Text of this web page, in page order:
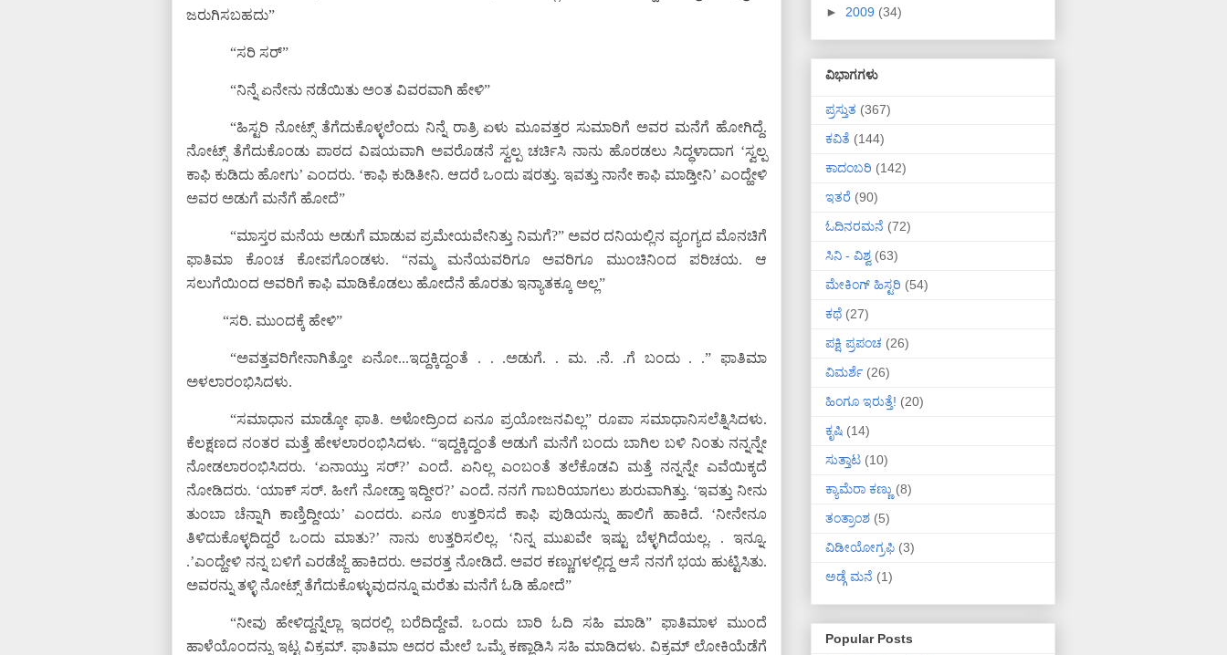
ಜರುಗಿಸಬಹದು”
“ಸರಿ ಸರ್”
“ನಿನ್ನೆ ಏನೇನು ನಡೆಯಿತು ಅಂತ ವಿವರವಾಗಿ ಹೇಳಿ”
“ಹಿಸ್ಟರಿ ನೋಟ್ಸ್ ತೆಗೆದುಕೊಳ್ಳಲೆಂದು ನಿನ್ನೆ ರಾತ್ರಿ ಏಳು ಮೂವತ್ತರ ಸುಮಾರಿಗೆ ಅವರ ಮನೆಗೆ ಹೋಗಿದ್ದೆ.
ನೋಟ್ಸ್ ತೆಗೆದುಕೊಂಡು ಪಾಠದ ವಿಷಯವಾಗಿ ಅವರೊಡನೆ ಸ್ವಲ್ಪ ಚರ್ಚಿಸಿ ನಾನು ಹೊರಡಲು ಸಿದ್ಧಳಾದಾಗ ‘ಸ್ವಲ್ಪ
ಕಾಫಿ ಕುಡಿದು ಹೋಗು’ ಎಂದರು. ‘ಕಾಫಿ ಕುಡಿತೀನಿ. ಆದರೆ ಒಂದು ಷರತ್ತು. ಇವತ್ತು ನಾನೇ ಕಾಫಿ ಮಾಡ್ತೀನಿ’ ಎಂದ್ಹೇಳಿ
ಅವರ ಅಡುಗೆ ಮನೆಗೆ ಹೋದೆ”
“ಮಾಸ್ತರ ಮನೆಯ ಅಡುಗೆ ಮಾಡುವ ಪ್ರಮೇಯವೇನಿತ್ತು ನಿಮಗೆ?” ಅವರ ದನಿಯಲ್ಲಿನ ವ್ಯಂಗ್ಯದ ಮೊನಚಿಗೆ
ಫಾತಿಮಾ ಕೊಂಚ ಕೋಪಗೊಂಡಳು. “ನಮ್ಮ ಮನೆಯವರಿಗೂ ಅವರಿಗೂ ಮುಂಚಿನಿಂದ ಪರಿಚಯ. ಆ
ಸಲುಗೆಯಿಂದ ಅವರಿಗೆ ಕಾಫಿ ಮಾಡಿಕೊಡಲು ಹೋದೆನೆ ಹೊರತು ಇನ್ಯಾತಕ್ಕೂ ಅಲ್ಲ”
“ಸರಿ. ಮುಂದಕ್ಕೆ ಹೇಳಿ”
“ಅವತ್ತವರಿಗೇನಾಗಿತ್ತೋ ಏನೋ...ಇದ್ದಕ್ಕಿದ್ದಂತೆ . . .ಅಡುಗೆ. . ಮ. .ನೆ. .ಗೆ ಬಂದು . .” ಫಾತಿಮಾ
ಅಳಲಾರಂಭಿಸಿದಳು.
“ಸಮಾಧಾನ ಮಾಡ್ಕೋ ಫಾತಿ. ಅಳೋದ್ರಿಂದ ಏನೂ ಪ್ರಯೋಜನವಿಲ್ಲ” ರೂಪಾ ಸಮಾಧಾನಿಸಲೆತ್ನಿಸಿದಳು.
ಕೆಲಕ್ಷಣದ ನಂತರ ಮತ್ತೆ ಹೇಳಲಾರಂಭಿಸಿದಳು. “ಇದ್ದಕ್ಕಿದ್ದಂತೆ ಅಡುಗೆ ಮನೆಗೆ ಬಂದು ಬಾಗಿಲ ಬಳಿ ನಿಂತು ನನ್ನನ್ನೇ
ನೋಡಲಾರಂಭಿಸಿದರು. ‘ಏನಾಯ್ತು ಸರ್?’ ಎಂದೆ. ಏನಿಲ್ಲ ಎಂಬಂತೆ ತಲೆಕೊಡವಿ ಮತ್ತೆ ನನ್ನನ್ನೇ ಎವೆಯಿಕ್ಕದೆ
ನೋಡಿದರು. ‘ಯಾಕ್ ಸರ್. ಹೀಗೆ ನೋಡ್ತಾ ಇದ್ದೀರ?’ ಎಂದೆ. ನನಗೆ ಗಾಬರಿಯಾಗಲು ಶುರುವಾಗಿತ್ತು. ‘ಇವತ್ತು ನೀನು
ತುಂಬಾ ಚೆನ್ನಾಗಿ ಕಾಣ್ತಿದ್ದೀಯ’ ಎಂದರು. ಏನೂ ಉತ್ತರಿಸದೆ ಕಾಫಿ ಪುಡಿಯನ್ನು ಹಾಲಿಗೆ ಹಾಕಿದೆ. ‘ನೀನೇನೂ
ತಿಳಿದುಕೊಳ್ಳದಿದ್ದರೆ ಒಂದು ಮಾತು?’ ನಾನು ಉತ್ತರಿಸಲಿಲ್ಲ. ‘ನಿನ್ನ ಮುಖವೇ ಇಷ್ಟು ಬೆಳ್ಳಗಿದೆಯಲ್ಲ. . ಇನ್ನೂ.
.’ಎಂದ್ಹೇಳಿ ನನ್ನ ಬಳಿಗೆ ಎರಡೆಜ್ಜೆ ಹಾಕಿದರು. ಅವರತ್ತ ನೋಡಿದೆ. ಅವರ ಕಣ್ಣುಗಳಲ್ಲಿದ್ದ ಆಸೆ ನನಗೆ ಭಯ ಹುಟ್ಟಿಸಿತು.
ಅವರನ್ನು ತಳ್ಳಿ ನೋಟ್ಸ್ ತೆಗೆದುಕೊಳ್ಳುವುದನ್ನೂ ಮರೆತು ಮನೆಗೆ ಓಡಿ ಹೋದೆ”
“ನೀವು ಹೇಳಿದ್ದನ್ನೆಲ್ಲಾ ಇದರಲ್ಲಿ ಬರೆದಿದ್ದೇವೆ. ಒಂದು ಬಾರಿ ಓದಿ ಸಹಿ ಮಾಡಿ” ಫಾತಿಮಾಳ ಮುಂದೆ
ಹಾಳೆಯೊಂದನ್ನು ಇಟ್ಟ ವಿಕ್ರಮ್. ಫಾತಿಮಾ ಅದರ ಮೇಲೆ ಒಮ್ಮೆ ಕಣ್ಣಾಡಿಸಿ ಸಹಿ ಮಾಡಿದಳು. ವಿಕ್ರಮ್ ಲೋಕಿಯೆಡೆಗೆ
► 2009 (34)
ವಿಭಾಗಗಳು
ಪ್ರಸ್ತುತ (367)
ಕವಿತೆ (144)
ಕಾದಂಬರಿ (142)
ಇತರೆ (90)
ಓದಿನರಮನೆ (72)
ಸಿನಿ - ವಿಶ್ವ (63)
ಮೇಕಿಂಗ್ ಹಿಸ್ಟರಿ (54)
ಕಥೆ (27)
ಪಕ್ಷಿ ಪ್ರಪಂಚ (26)
ವಿಮರ್ಶೆ (26)
ಹಿಂಗೂ ಇರುತ್ತೆ! (20)
ಕೃಷಿ (14)
ಸುತ್ತಾಟ (10)
ಕ್ಯಾಮೆರಾ ಕಣ್ಣು (8)
ತಂತ್ರಾಂಶ (5)
ವಿಡೀಯೋಗ್ರಫಿ (3)
ಅಡ್ಗೆ ಮನೆ (1)
Popular Posts